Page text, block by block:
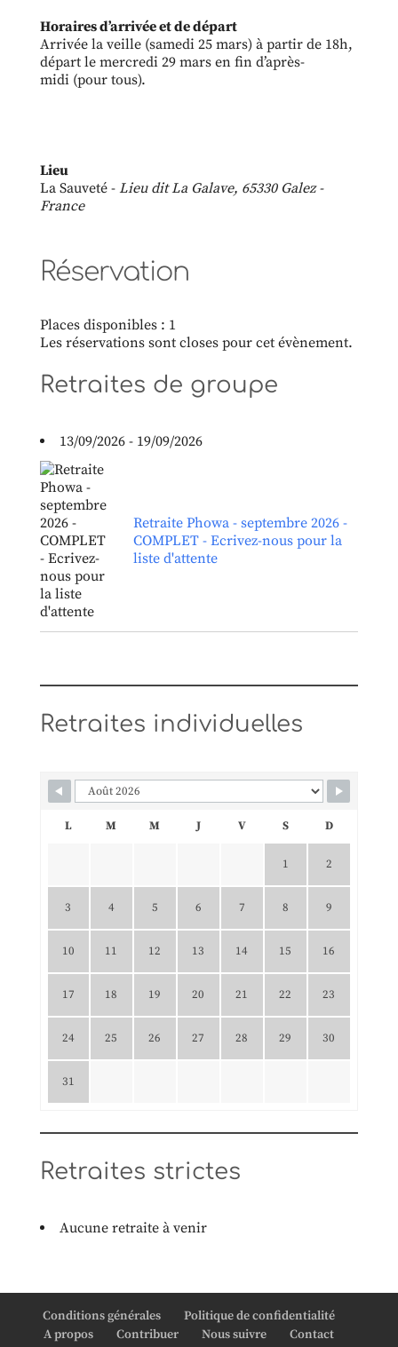
Horaires d’arrivée et de départ
Arrivée la veille (samedi 25 mars) à partir de 18h,
départ le mercredi 29 mars en fin d’après-
midi (pour tous).
Lieu
La Sauveté - Lieu dit La Galave, 65330 Galez -
France
Réservation
Places disponibles : 1
Les réservations sont closes pour cet évènement.
Retraites de groupe
13/09/2026 - 19/09/2026
Retraite Phowa - septembre 2026 -
COMPLET - Ecrivez-nous pour la
liste d'attente
Retraites individuelles
L M M J V S D
1 2
3 4 5 6 7 8 9
10 11 12 13 14 15 16
17 18 19 20 21 22 23
24 25 26 27 28 29 30
31
Retraites strictes
Aucune retraite à venir
Conditions générales
Politique de confidentialité
A propos
Contribuer Nous suivre Contact